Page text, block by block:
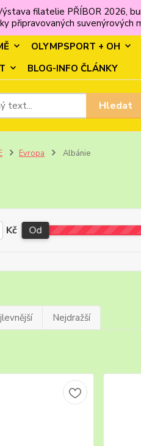
filatelie PŘÍBOR 2026,
připravovaných
OLYMPSPORT + OH
BLOG-INFO ČLÁNKY
Hledat
Evropa Albánie
Kč Od
Nejdražší